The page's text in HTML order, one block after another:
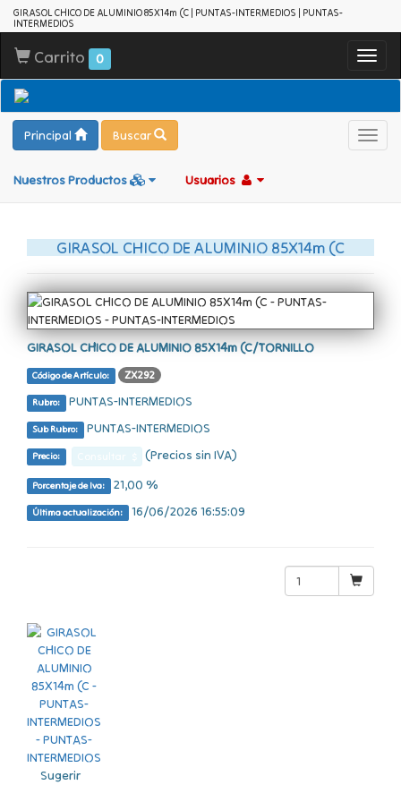
GIRASOL CHICO DE ALUMINIO 85X14m (C | PUNTAS-INTERMEDIOS | PUNTAS-
INTERMEDIOS
Carrito 0
Principal Buscar
Nuestros Productos Usuarios
GIRASOL CHICO DE ALUMINIO 85X14m (C
GIRASOL CHICO DE ALUMINIO 85X14m (C/TORNILLO
Código de Artículo: ZX292
Rubro: PUNTAS-INTERMEDIOS
Sub Rubro: PUNTAS-INTERMEDIOS
Precio: (Precios sin IVA)
Porcentaje de Iva: 21,00 %
Última actualización: 16/06/2026 16:55:09
Sugerir